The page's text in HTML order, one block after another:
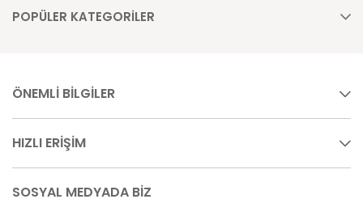
POPÜLER KATEGORİLER
ÖNEMLİ BİLGİLER
HIZLI ERİŞİM
SOSYAL MEDYADA BİZ